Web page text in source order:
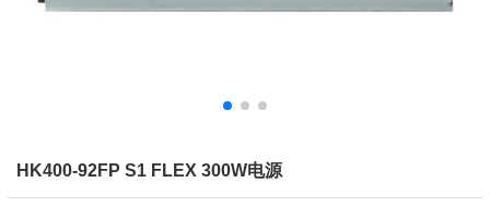
HK400-92FP S1 FLEX 300W电源